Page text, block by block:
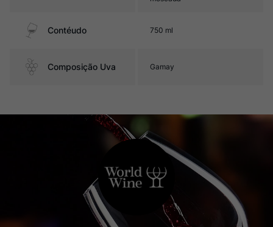
Contéudo 750 ml
Composição Uva Gamay